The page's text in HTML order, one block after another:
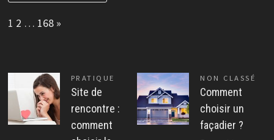
Page:
1 2 … 168 Next
»
PRATIQUE
Site de
rencontre :
comment
NON CLASSÉ
Comment
choisir un
façadier ?